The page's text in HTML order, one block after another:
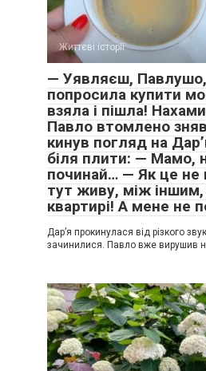
Життєві історії
— Уявляєш, Павлушо,
попросила купити
взяла і пішла!
Павло втомлено
кинув погляд на
біля плити: — Мамо,
починай… — Як це не
тут живу, між іншим,
квартирі! А мене не
Дар’я прокинулася від різкого
зачинилися. Павло вже вирушив